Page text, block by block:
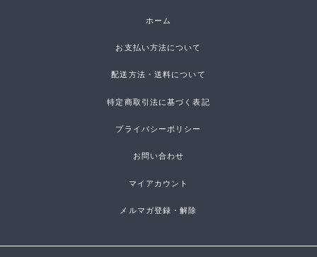
ホーム
お支払い方法について
配送方法・送料について
特定商取引法に基づく表記
プライバシーポリシー
お問い合わせ
マイアカウント
メルマガ登録・解除